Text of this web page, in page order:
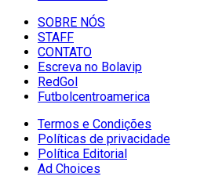
SOBRE NÓS
STAFF
CONTATO
Escreva no Bolavip
RedGol
Futbolcentroamerica
Termos e Condições
Políticas de privacidade
Política Editorial
Ad Choices